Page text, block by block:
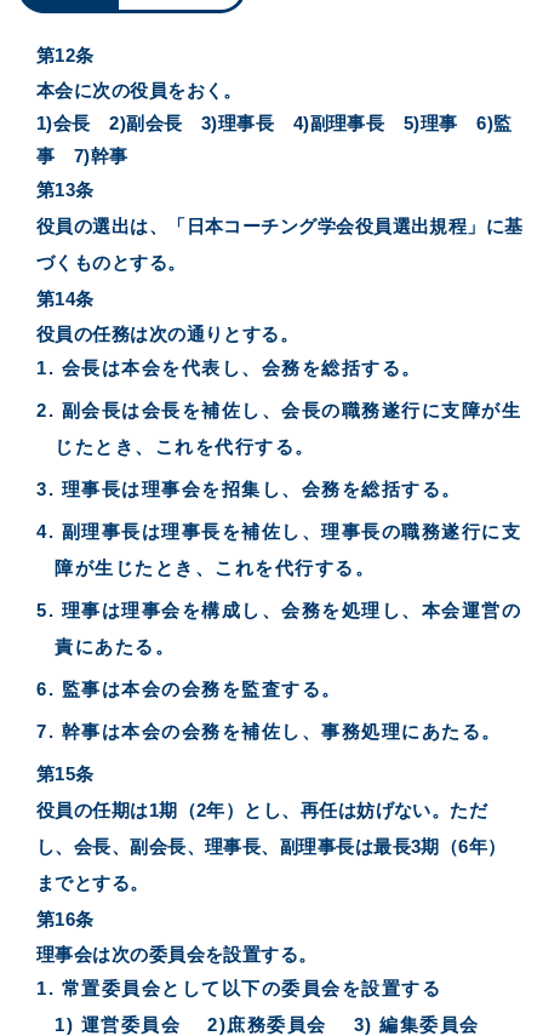
第12条
本会に次の役員をおく。
1)会長 2)副会長 3)理事長 4)副理事長 5)理事 6)監
事 7)幹事
第13条
役員の選出は、「日本コーチング学会役員選出規程」に基
づくものとする。
第14条
役員の任務は次の通りとする。
会長は本会を代表し、会務を総括する。
副会長は会長を補佐し、会長の職務遂行に支障が生
じたとき、これを代行する。
理事長は理事会を招集し、会務を総括する。
副理事長は理事長を補佐し、理事長の職務遂行に支
障が生じたとき、これを代行する。
理事は理事会を構成し、会務を処理し、本会運営の
責にあたる。
監事は本会の会務を監査する。
幹事は本会の会務を補佐し、事務処理にあたる。
第15条
役員の任期は1期（2年）とし、再任は妨げない。ただ
し、会長、副会長、理事長、副理事長は最長3期（6年）
までとする。
第16条
理事会は次の委員会を設置する。
常置委員会として以下の委員会を設置する
1) 運営委員会 2)庶務委員会 3) 編集委員会